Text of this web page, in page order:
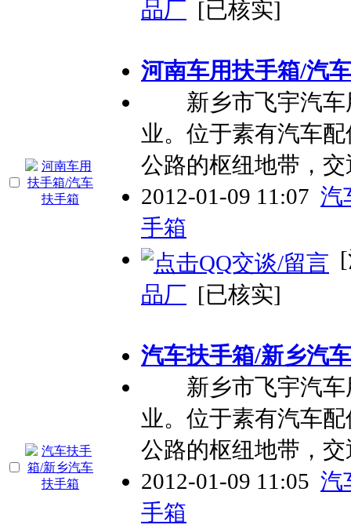
品厂 [已核实]
河南车用扶手箱/汽
新乡市飞宇汽车
业。位于素有汽车
公路的枢纽地带，
2012-01-09 11:07 汽
手箱
品厂 [已核实]
汽车扶手箱/新乡汽
新乡市飞宇汽车
业。位于素有汽车
公路的枢纽地带，
2012-01-09 11:05 汽
手箱